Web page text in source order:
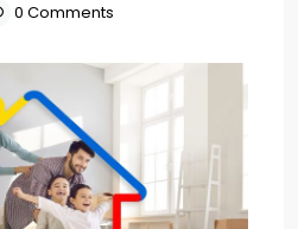
0 Comments